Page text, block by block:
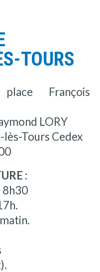
TOURS
François
LORY
Tours Cedex
:
8h30